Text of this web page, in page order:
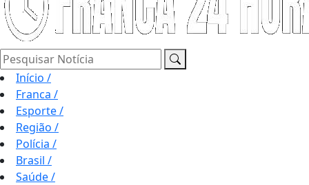
Pesquisar Notícia
Início /
Franca /
Esporte/
Região /
Polícia /
Brasil /
Saúde/